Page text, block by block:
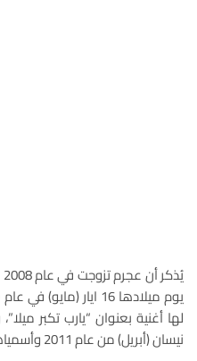
نيسان (أبريل) من عام 2011 وأسمياها إيلا.